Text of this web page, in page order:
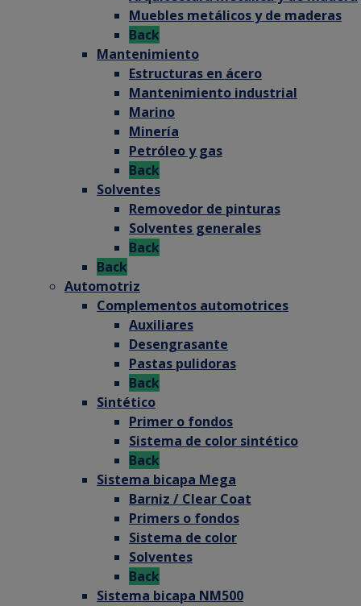
Muebles metálicos y de maderas
Back
Mantenimiento
Estructuras en ácero
Mantenimiento industrial
Marino
Minería
Petróleo y gas
Back
Solventes
Removedor de pinturas
Solventes generales
Back
Back
Automotriz
Complementos automotrices
Auxiliares
Desengrasante
Pastas pulidoras
Back
Sintético
Primer o fondos
Sistema de color sintético
Back
Sistema bicapa Mega
Barniz / Clear Coat
Primers o fondos
Sistema de color
Solventes
Back
Sistema bicapa NM500